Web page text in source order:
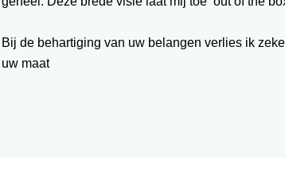
Bij de behartiging van uw belangen verlies ik
uw maat